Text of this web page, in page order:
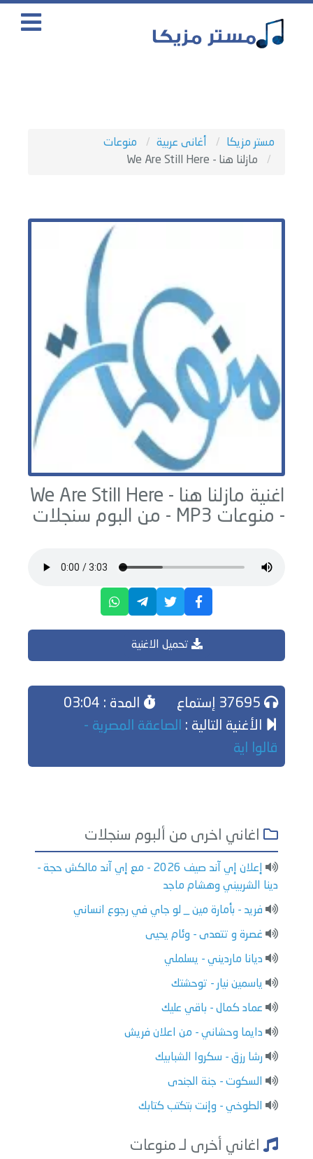
مستر مزيكا أغانى عربية
منوعات
مازلنا هنا - We Are Still Here
اغنية مازلنا هنا - We Are Still Here
- منوعات سنجلات
تحميل الاغنية
المدة : 03:04
الأغنية التالية : الصاعقة المصرية -
قالوا اية
اغاني اخرى من ألبوم سنجلات
إعلان إي آند صيف 2026 - مع إي آند مالكش حجة -
دينا الشربيني وهشام ماجد
فريد - بأمارة مين _ لو جاي في رجوع انساني
غصرة و تتعدى - وئام يحيى
ديانا مارديني - يسلملي
ياسمين نيار - توحشتك
عماد كمال - باقي عليك
دايما وحشاني - من اعلان فريش
رشا رزق - سكروا الشبابيك
السكوت - جنة الجندى
الطوخي - وإنت بتكتب كتابك
اغاني أخرى لـ منوعات